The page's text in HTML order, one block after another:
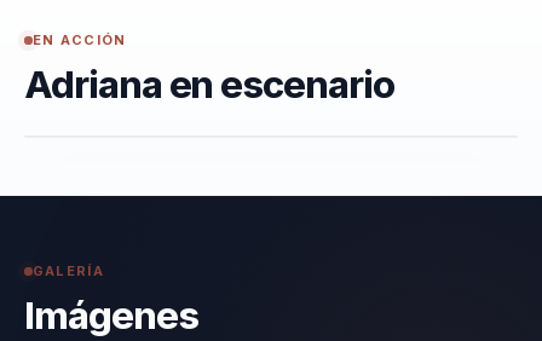
EN ACCIÓN
Adriana en escenario
GALERÍA
Imágenes